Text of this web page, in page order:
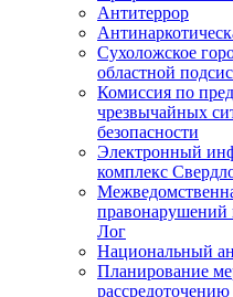
Антитеррор
Сухоложское
областной
Комиссия по
чрезвычайных
безопасности
Электронный
комплекс
правонарушений
Лог
Национальный
Планирование